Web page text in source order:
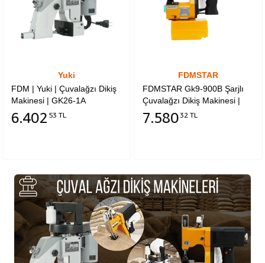
Yuki
FDM | Yuki | Çuvalağzı Dikiş
Makinesi | GK26-1A
6.402 53 TL
FDMSTAR
FDMSTAR Gk9-900B Şarjlı
Çuvalağzı Dikiş Makinesi |
Çantalı
7.58032 TL